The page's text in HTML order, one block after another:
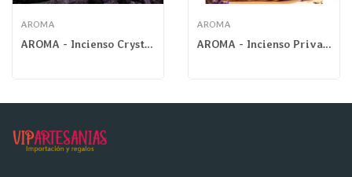
AROMA
AROMA - Incienso Crystal Amatista
AROMA
AROMA - Incienso Private Lavanda